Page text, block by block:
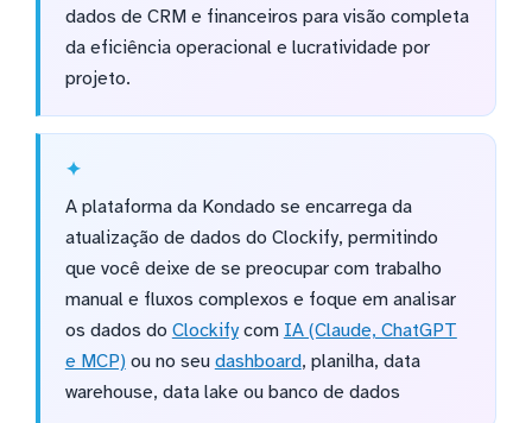
dados de CRM e financeiros para visão completa
da eficiência operacional e lucratividade por
projeto.
A plataforma da Kondado se encarrega da
atualização de dados do Clockify, permitindo
que você deixe de se preocupar com trabalho
manual e fluxos complexos e foque em analisar
os dados do Clockifycom IA (Claude, ChatGPT
e MCP)ou no seu dashboard, planilha, data
warehouse, data lake ou banco de dados